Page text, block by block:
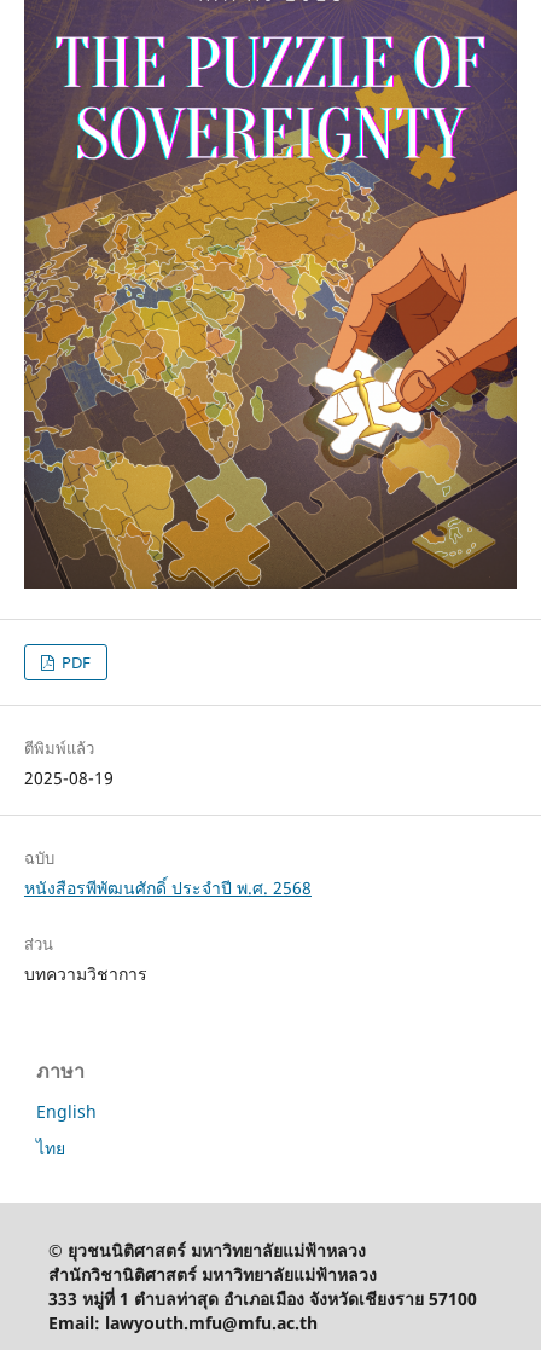
PDF
ตีพิมพ์แล้ว
2025-08-19
ฉบับ
หนังสือรพีพัฒนศักดิ์ ประจำปี พ.ศ. 2568
ส่วน
บทความวิชาการ
ภาษา
English
ไทย
© ยุวชนนิติศาสตร์ มหาวิทยาลัยแม่ฟ้าหลวง
สำนักวิชานิติศาสตร์ มหาวิทยาลัยแม่ฟ้าหลวง
333 หมู่ที่ 1 ตำบลท่าสุด อำเภอเมือง จังหวัดเชียงราย 57100
Email: lawyouth.mfu@mfu.ac.th